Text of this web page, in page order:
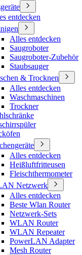
entdecken
Alles entdecken
Saugroboter
Saugroboter-Zubehör
Staubsauger
& Trocknen
Alles entdecken
Waschmaschinen
Trockner
Alles entdecken
Heißluftfritteusen
Fleischthermometer
Netzwerk
Alles entdecken
Beste Wlan Router
Netzwerk-Sets
WLAN Router
WLAN Repeater
PowerLAN Adapter
Mesh Router